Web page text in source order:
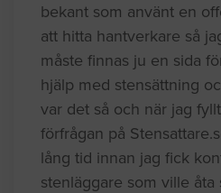
bekant som använt en
att hitta hantverkare så
måste finnas ju en sida
hjälp med stensättning
var det så och när jag
förfrågan på
lång tid innan jag fick
stenläggare som ville